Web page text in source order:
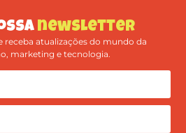
newsletter
receba atualizações do mundo da
marketing e tecnologia.